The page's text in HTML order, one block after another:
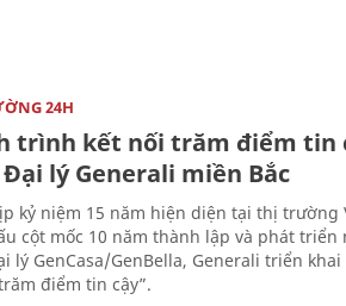
24H
trình kết nối trăm điểm tin
lý Generali miền Bắc
kỷ niệm 15 năm hiện diện tại thị trường
cột mốc 10 năm thành lập và phát triển
lý GenCasa/GenBella, Generali triển
điểm tin cậy”.